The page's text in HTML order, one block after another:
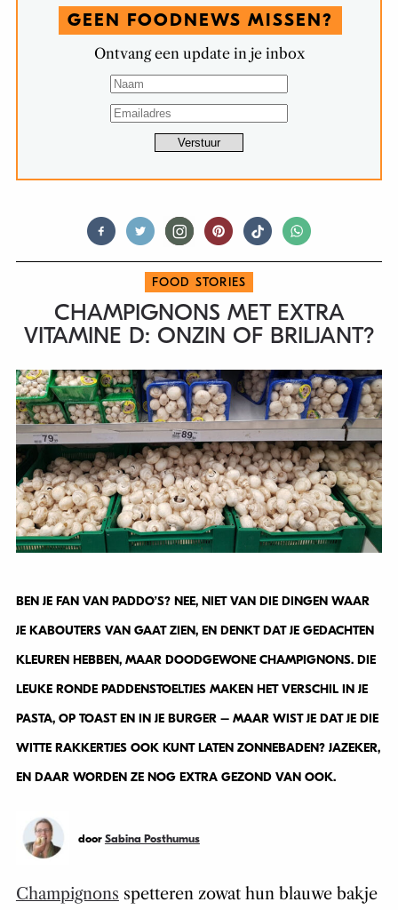
GEEN FOODNEWS MISSEN?
Ontvang een update in je inbox
FOOD STORIES
CHAMPIGNONS MET EXTRA
VITAMINE D: ONZIN OF BRILJANT?
BEN JE FAN VAN PADDO’S? NEE, NIET VAN DIE DINGEN WAAR
JE KABOUTERS VAN GAAT ZIEN, EN DENKT DAT JE GEDACHTEN
KLEUREN HEBBEN, MAAR DOODGEWONE CHAMPIGNONS. DIE
LEUKE RONDE PADDENSTOELTJES MAKEN HET VERSCHIL IN JE
PASTA, OP TOAST EN IN JE BURGER – MAAR WIST JE DAT JE DIE
WITTE RAKKERTJES OOK KUNT LATEN ZONNEBADEN? JAZEKER,
EN DAAR WORDEN ZE NOG EXTRA GEZOND VAN OOK.
door Sabina Posthumus
Champignons spetteren zowat hun blauwe bakje